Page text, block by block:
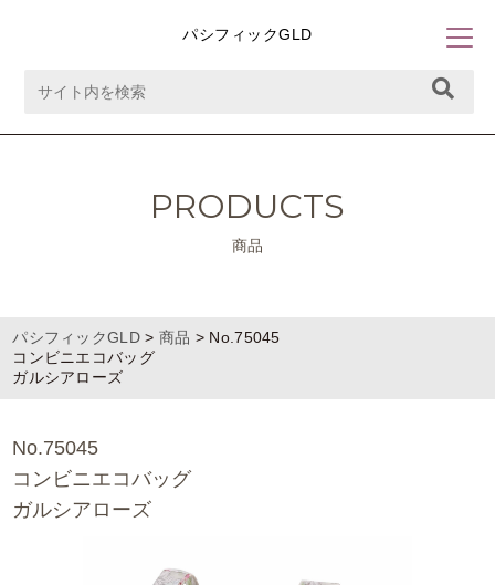
パシフィックGLD
PRODUCTS
商品
パシフィックGLD> 商品 > No.75045
コンビニエコバッグ
ガルシアローズ
No.75045
コンビニエコバッグ
ガルシアローズ